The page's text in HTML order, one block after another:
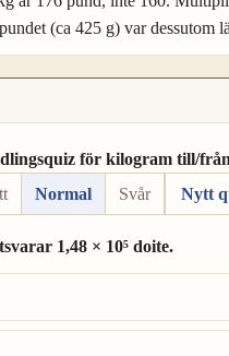
(ca 425 g) var dessutom
för kilogram till/
Normal Svår Nytt
1,48 × 10⁵ doite.
= 7,41 × 10⁵ doite.